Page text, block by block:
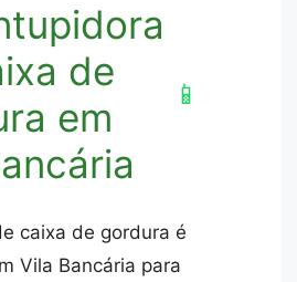
de
em
📱
caixa de gordura é
Vila Bancária para